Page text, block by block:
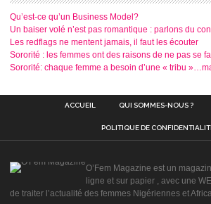
Qu’est-ce qu’un Business Model?
Un baiser volé n’est pas romantique : parlons du
Les redflags ne mentent jamais, il faut les écouter
Sororité : les femmes ont des raisons de ne pas se
Sororité: chaque femme a besoin d’une « tribu
ACCUEIL QUI SOMMES-NOUS ?
POLITIQUE DE
O’Fem Magazine est un
ligne et sur papier , avec une
de traiter l’actualité des femmes Nigériennes et